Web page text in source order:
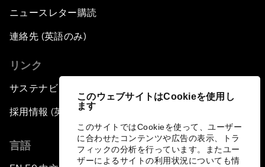
このウェブサイトはCookieを使用し
ます
このサイトではCookieを使って、ユーザー
に合わせたコンテンツや広告の表示、トラ
フィックの分析を行っています。またユー
ザーによるサイトの利用状況についても情
ニュースレター購読
連絡先 (英語のみ)
リンク
サステナビリティへの取り組み
採用情報 (英語のみ)
言語